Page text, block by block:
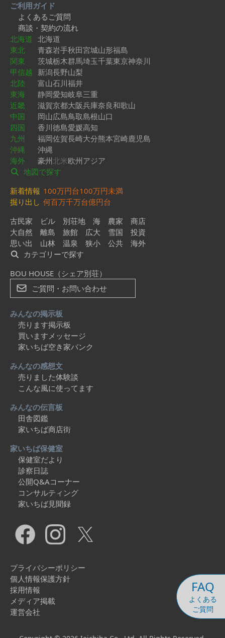
FAQ
よくある
ご質問
ご利用ガイド
よくあるご質問
商談・契約の流れ
北海道 北海道
東北
青森岩手秋田宮城山形福島
関東
茨城栃木群馬埼玉千葉東京神奈川
甲信越 新潟長野山梨
北陸
富山石川福井
東海
静岡愛知岐阜三重
近畿
滋賀京都大阪兵庫奈良和歌山
中国
岡山広島鳥取島根山口
四国
香川徳島愛媛高知
九州
福岡佐賀長崎大分熊本宮崎鹿児島
沖縄
沖縄
海外
豪州北米欧州アジア
地図で探す
新着情報 100万円台100万円未満
掘り出し 何百万千万台億円台
古民家
ビル 別荘地 海 農家
商店
大自然
離島 旅館 広大 雪国
投資
思い出
山林 温泉 狭小 公共
海外
カテゴリーで探す
BOU HOUSE（シェア別荘）
ご質問・お問い合わせ
みんなの掲示板
売ります掲示板
買いますメッセージ
家いちば空き家バンク
みんなの感想文
売りました体験談
こんな風に使ってます
みんなの伝言板
田舎図鑑
家いちば商店街
家いちば保健室
保健室だより
診察日誌
公開Q&Aコーナー
コンサルティング
家いちば見聞録
プライバシーポリシー
個人情報保護方針
採用情報
メディア掲載
運営会社